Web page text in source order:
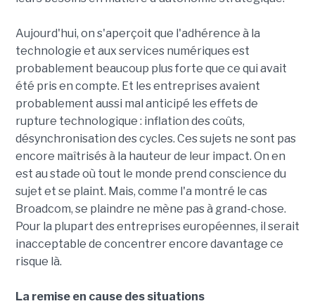
Aujourd'hui, on s'aperçoit que l'adhérence à la
technologie et aux services numériques est
probablement beaucoup plus forte que ce qui avait
été pris en compte. Et les entreprises avaient
probablement aussi mal anticipé les effets de
rupture technologique : inflation des coûts,
désynchronisation des cycles. Ces sujets ne sont pas
encore maîtrisés à la hauteur de leur impact. On en
est au stade où tout le monde prend conscience du
sujet et se plaint. Mais, comme l'a montré le cas
Broadcom, se plaindre ne mène pas à grand-chose.
Pour la plupart des entreprises européennes, il serait
inacceptable de concentrer encore davantage ce
risque là.
La remise en cause des situations